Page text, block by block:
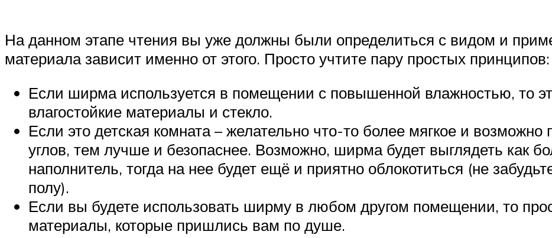
На данном этапе чтения вы уже должны были определиться с видом и
материала зависит именно от этого. Просто учтите пару простых принципов:
Если ширма используется в помещении с повышенной влажностью, то
влагостойкие материалы и стекло.
Если это детская комната – желательно что-то более мягкое и
углов, тем лучше и безопаснее. Возможно, ширма будет выглядеть как
наполнитель, тогда на нее будет ещё и приятно облокотиться (не
полу).
Если вы будете использовать ширму в любом другом помещении, то
материалы, которые пришлись вам по душе.